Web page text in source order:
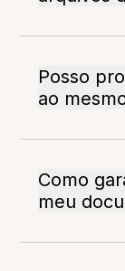
Posso
ao
Como
meu